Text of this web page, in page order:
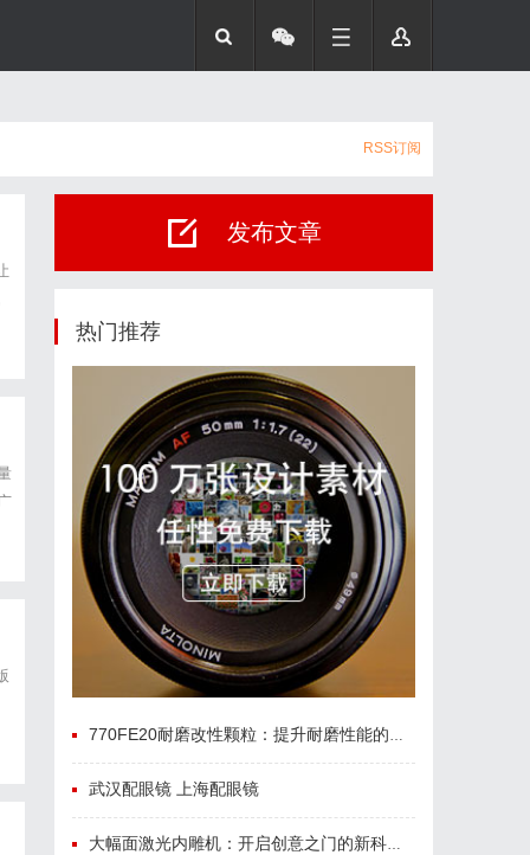
RSS订阅
发布文章
热门推荐
770FE20耐磨改性颗粒：提升耐磨性能的革命性材料
武汉配眼镜 上海配眼镜
大幅面激光内雕机：开启创意之门的新科技利器